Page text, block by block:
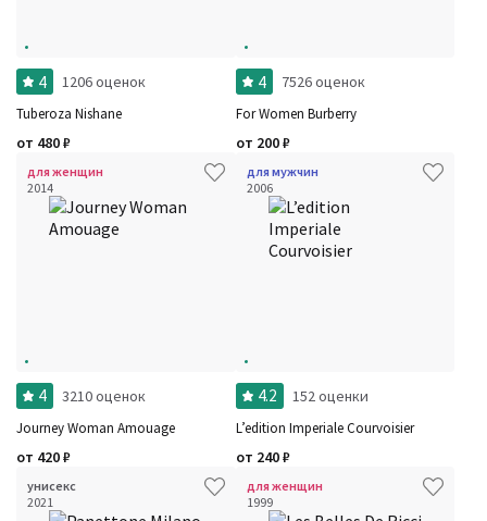
4 1206 оценок
Tuberoza Nishane
от 480₽
4 7526 оценок
For Women Burberry
от 200₽
для женщин
2014
4 3210 оценок
Journey Woman Amouage
от 420₽
для мужчин
2006
4.2 152 оценки
L’edition Imperiale Courvoisier
от 240₽
унисекс
2021
для женщин
1999